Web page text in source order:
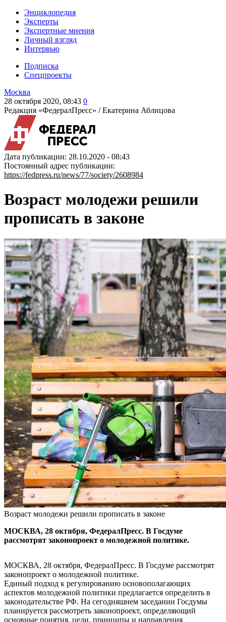
Энциклопедия
Эксперты
Экспертные мнения
Личный взгляд
Интервью
Подписка
Спецпроекты
Москва
28 октября 2020, 08:43 0
Редакция «ФедералПресс» /Екатерина Аблицова
Дата публикации: 28.10.2020 - 08:43
Постоянный адрес публикации:
https://fedpress.ru/news/77/society/2608984
Возраст молодежи решили
прописать в законе
Возраст молодежи решили прописать в законе
МОСКВА, 28 октября, ФедералПресс. В Госдуме
рассмотрят законопроект о молодежной политике.
МОСКВА, 28 октября, ФедералПресс. В Госдуме рассмотрят
законопроект о молодежной политике.
Единый подход к регулированию основополагающих
аспектов молодежной политики предлагается определить в
законодательстве РФ. На сегодняшнем заседании Госдумы
планируется рассмотреть законопроект, определяющий
основные понятия, цели, принципы и направления